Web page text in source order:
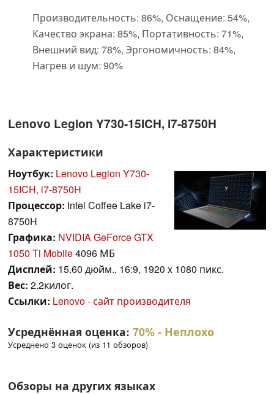
Производительность: 86%, Оснащение: 54%,
Качество экрана: 85%, Портативность: 71%,
Внешний вид: 78%, Эргономичность: 84%,
Нагрев и шум: 90%
Lenovo Legion Y730-15ICH, i7-8750H
Характеристики
Ноутбук: Lenovo Legion Y730-
15ICH, i7-8750H
Процессор: Intel Coffee Lake i7-
8750H
Графика: NVIDIA GeForce GTX
1050 Ti Mobile4096 МБ
Дисплей: 15.60 дюйм., 16:9, 1920 x 1080 пикс.
Вес: 2.2килог.
Ссылки: Lenovo - сайт производителя
Усреднённая оценка: 70%- Неплохо
Усреднено 3 оценок (из 11 обзоров)
Обзоры на других языках